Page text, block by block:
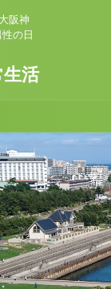
阪神
の日
活